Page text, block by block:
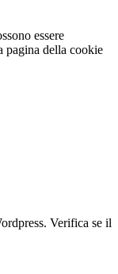
essere
pagina della cookie
Verifica se il